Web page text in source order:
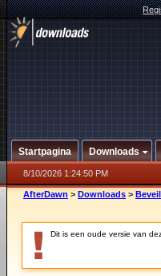
Startpagina Downloads
8/10/2026 1:24:50 PM
AfterDawn > Downloads >
Dit is een oude versie van